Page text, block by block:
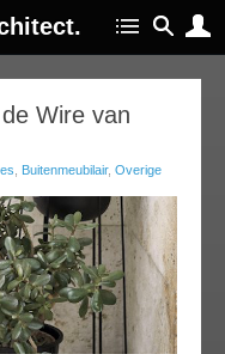
Wire van
Buitenmeubilair, Overige